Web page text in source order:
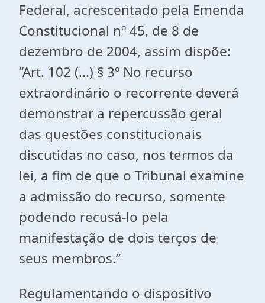
Federal, acrescentado pela Emenda
Constitucional nº 45, de 8 de
dezembro de 2004, assim dispõe:
“Art. 102 (...) § 3º No recurso
extraordinário o recorrente deverá
demonstrar a repercussão geral
das questões constitucionais
discutidas no caso, nos termos da
lei, a fim de que o Tribunal examine
a admissão do recurso, somente
podendo recusá-lo pela
manifestação de dois terços de
seus membros.”
Regulamentando o dispositivo